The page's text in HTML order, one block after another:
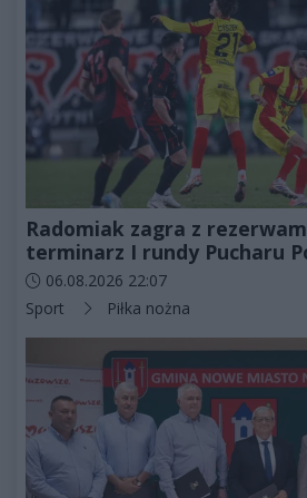
Radomiak zagra z
terminarz I rundy Pucharu
Data dodania artykułu:
06.08.2026 22:07
Kategorie artykułu:
Sport Piłka nożna